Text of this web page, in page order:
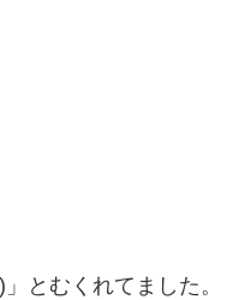
とむくれてました。